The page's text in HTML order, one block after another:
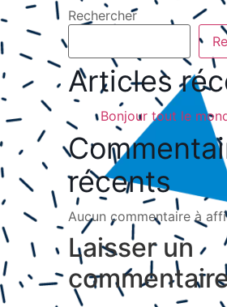
Rechercher
Articles
Bonjour tout le
récents
Aucun commentaire à
Laisser un